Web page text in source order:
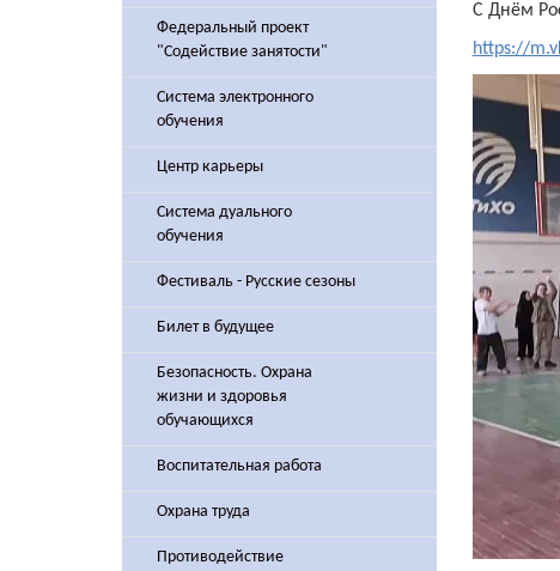
Федеральный проект
"Содействие занятости"
Система электронного
обучения
Центр карьеры
Система дуального
обучения
Фестиваль - Русские сезоны
Билет в будущее
Безопасность. Охрана
жизни и здоровья
обучающихся
Воспитательная работа
Охрана труда
Противодействие
С Днём
https://